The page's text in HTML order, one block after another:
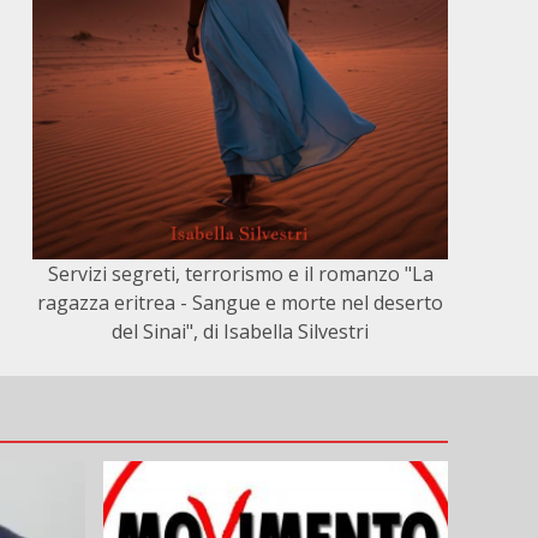
Servizi segreti, terrorismo e il romanzo "La
ragazza eritrea - Sangue e morte nel deserto
del Sinai", di Isabella Silvestri